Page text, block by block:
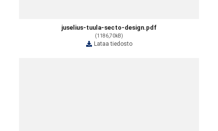
juselius-tuula-secto-design.pdf
(1186,70kB)
Lataa tiedosto